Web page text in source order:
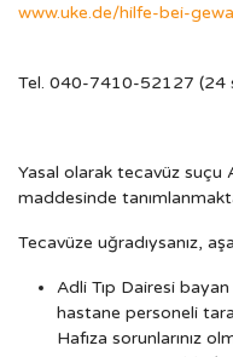
www.uke.de/hilfe-bei-
Tel. 040-7410-52127 (24
Yasal olarak tecavüz suçu
maddesinde
Tecavüze uğradıysanız,
Adli Tıp Dairesi
hastane personeli
Hafıza sorunlarınız